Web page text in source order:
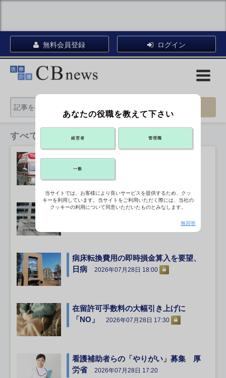
無料会員登録 ログイン
すべてのカテゴリ
熱中症救急搬送者、全国で45人死亡
2026年07月29日 13:25
熊本地震の被災者 マイナ保険証なし
病床転換費用の即時損金算入を要望、
日病
2026年07月28日 18:00
在留許可手数料の大幅引き上げに
「NO」
2026年07月28日 17:30
看護補助者らの「やりがい」募集 厚
労省
2026年07月28日 17:20
あなたの役職を教えて下さい
経営者 管理職
一般
当サイトでは、お客様により良いサービスを提供するため、クッ
キーを利用しています。当サイトをご利用いただく際には、当社の
クッキーの利用について同意いただいたものとみなします。
無回答